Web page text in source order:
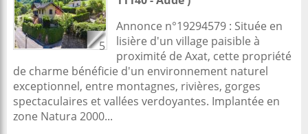
5
Annonce n°19294579 : Située en
lisière d'un village paisible à
proximité de Axat, cette propriété
de charme bénéficie d'un environnement naturel
exceptionnel, entre montagnes, rivières, gorges
spectaculaires et vallées verdoyantes. Implantée en
zone Natura 2000...